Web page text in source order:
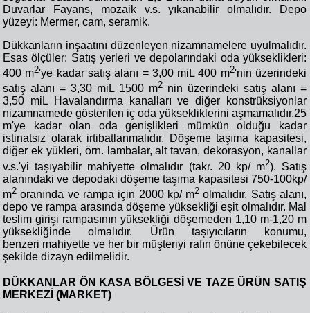
Duvarlar Fayans, mozaik v.s. yıkanabilir olmalıdır. Depo
yüzeyi: Mermer, cam, seramik.
Dükkanların inşaatını düzenleyen nizamnamelere uyulmalıdır.
Esas ölçüler: Satış yerleri ve depolarındaki oda yükseklikleri:
400 m2'ye kadar satış alanı = 3,00 miL 400 m2'nin üzerindeki
satış alanı = 3,30 miL 1500 m2 nin üzerindeki satış alanı =
3,50 miL Havalandırma kanalları ve diğer konstrüksiyonlar
nizamnamede gösterilen iç oda yüksekliklerini aşmamalıdır.25
m'ye kadar olan oda genişlikleri mümkün olduğu kadar
istinatsız olarak irtibatlanmalıdır. Döşeme taşıma kapasitesi,
diğer ek yükleri, örn. lambalar, alt tavan, dekorasyon, kanallar
v.s.'yi taşıyabilir mahiyette olmalıdır (takr. 20 kp/ m2). Satış
alanındaki ve depodaki döşeme taşıma kapasitesi 750-100kp/
m2 oranında ve rampa için 2000 kp/ m2 olmalıdır. Satış alanı,
depo ve rampa arasında döşeme yüksekliği eşit olmalıdır. Mal
teslim girişi rampasının yüksekliği döşemeden 1,10 m-1,20 m
yüksekliğinde olmalıdır. Ürün taşıyıcıların konumu,
benzeri mahiyette ve her bir müşteriyi rafın önüne çekebilecek
şekilde dizayn edilmelidir.
DÜKKANLAR ÖN KASA BÖLGESİ VE TAZE ÜRÜN SATIŞ
MERKEZİ (MARKET)